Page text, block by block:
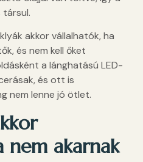
társul.
akkor vállalhatók, ha
és nem kell őket
a lánghatású LED-
és ott is
nem lenne jó ötlet.
nem akarnak